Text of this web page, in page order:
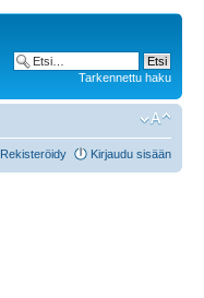
Tarkennettu haku
Rekisteröidy Kirjaudu sisään